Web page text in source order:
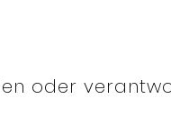
oder